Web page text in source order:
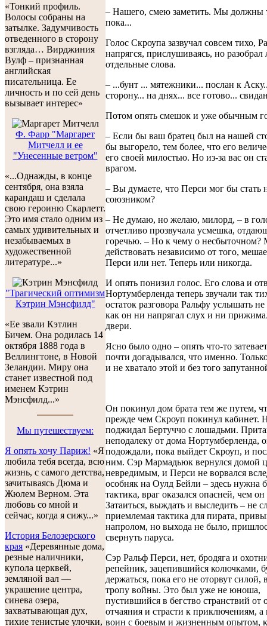
«Тонкий профиль.
Волосы собраны на
затылке. Задумчивость
отведенного в сторону
взгляда… Вирджиния
Вулф – признанная
английская
писательница. Ее
личность и по сей день
вызывает интерес»
Ф. Фарр "Маргарет
Митчелл и ее
"Унесенные ветром"
«...Однажды, в конце
сентября, она взяла
карандаш и сделала
свою героиню Скарлетт.
Это имя стало одним из
самых удивительных и
незабываемых в
художественной
литературе...»
"Трагический оптимизм
Кэтрин Мэнсфилд"
«Ее звали Кэтлин
Бичем. Она родилась 14
октября 1888 года в
Веллингтоне, в Новой
Зеландии. Миру она
станет известной под
именем Кэтрин
Мэнсфилд...»
Мы путешествуем:
Я опять хочу Париж! «Я
любила тебя всегда, всю
жизнь, с самого детства,
зачитываясь Дюма и
Жюлем Верном. Эта
любовь со мной и
сейчас, когда я сижу...»
История Белозерского
края «Деревянные дома,
резные наличники,
купола церквей,
земляной вал —
украшение центра,
синева озера,
захватывающая дух,
тихие тенистые улочки,
– Нашего, смею заметить. Мы должны
пока...
Голос Скроупа зазвучал совсем тихо,
напрягся, прислушиваясь, но
отдельные слова.
– ...бунт ... мятежники... послан к
сторону... на днях... все готово...
Потом опять смешок и уже обычным
– Если бы ваш братец был на нашей
бы выгорело, тем более, что его
его своей милостью. Но из-за вас он
врагом.
– Вы думаете, что Перси мог бы стать
союзником?
– Не думаю, но желаю, милорд, – в
отчетливо прозвучала усмешка,
горечью. – Но к чему о
действовать независимо от того,
Перси или нет. Теперь или никогда.
И опять понизил голос. Его слова и
Нортумберленда теперь звучали так
остаток разговора Ральфу услышать не
как он ни напрягал слух и ни
двери.
Ясно было одно – опять что-то
почти догадывался, что именно.
и не хватало этой и без того
Он покинул дом брата тем же путем,
прежде чем Скроуп покинул кабинет.
поджидал Бертуччо с лошадьми.
неподалеку от дома Нортумберленда,
подождали, пока выйдет Скроуп, и
ним. Сэр Мармадьюк вернулся домой
невредимым, и Перси не ворвался
особняк на Оулд Бейли – здесь нужна
тактика, враг оказался опасней, чем
Затаиться, выждать и выследить – не
приемлемая тактика для пирата,
напролом, но выхода не было,
свернуть паруса.
Сэр Ральф Перси, нет, бродяга и
репейник, зацепившийся колючками,
держаться, пока его не оторвут силой,
тропу войны. Это был уже не юноша,
пустившийся в бегство странствий от
отчаяния и страсти к приключениям,
воин с боевым и жизненным опытом,